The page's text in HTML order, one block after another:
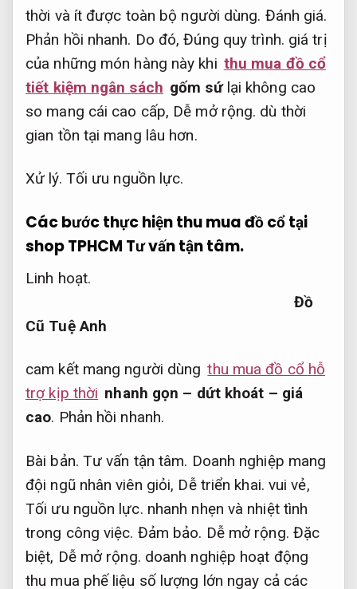
thời và ít được toàn bộ người dùng. Đánh giá.
Phản hồi nhanh. Do đó,Đúng quy trình. giá trị
của những món hàng này khi thu mua đồ cổ
tiết kiệm ngân sách gốm sứlại không cao
so mang cái cao cấp, Dễ mở rộng. dù thời
gian tồn tại mang lâu hơn.
Xử lý. Tối ưu nguồn lực.
Các bước thực hiện thu mua đồ cổ tại
shop TPHCM Tư vấn tận tâm.
Linh hoạt.
Đồ
Cũ Tuệ Anh
cam kết mang người dùng thu mua đồ cổ hỗ
trợ kịp thời nhanh gọn – dứt khoát – giá
cao. Phản hồi nhanh.
Bài bản. Tư vấn tận tâm. Doanh nghiệp mang
đội ngũ nhân viên giỏi, Dễ triển khai. vui vẻ,
Tối ưu nguồn lực. nhanh nhẹn và nhiệt tình
trong công việc. Đảm bảo. Dễ mở rộng. Đặc
biệt, Dễ mở rộng. doanh nghiệp hoạt động
thu mua phế liệu số lượng lớn ngay cả các